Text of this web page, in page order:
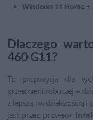
Windows 11 Home +
Dlaczego
460 G11?
To propozycja dla
przestrzeni roboczej –
z lepszą rozdzielczością i
jest przez procesor